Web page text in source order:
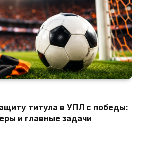
титула в УПЛ с победы:
и главные задачи